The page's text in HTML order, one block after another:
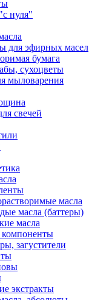
нуля"
для эфирных масел
бумага
сухоцветы
мыловарения
свечей
масла
масла (баттеры)
масла
загустители
экстракты